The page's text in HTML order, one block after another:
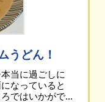
うどん！
当に過ごしに
なっていると
ではいかがで...